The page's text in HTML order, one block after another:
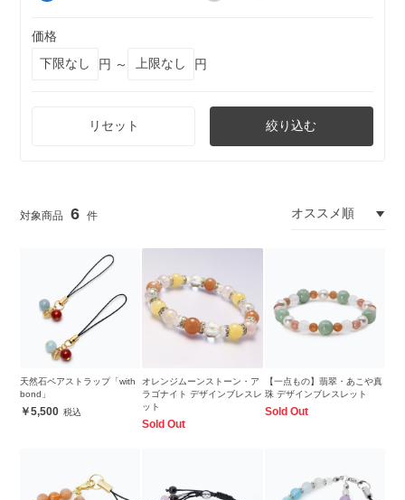
価格
円 ～
円
リセット 絞り込む
6
天然石ペアストラップ「with
bond」
5,500
オレンジムーンストーン・ア
ラゴナイト デザインブレスレ
ット
Sold Out
【一点もの】翡翠・あこや真
珠 デザインブレスレット
Sold Out